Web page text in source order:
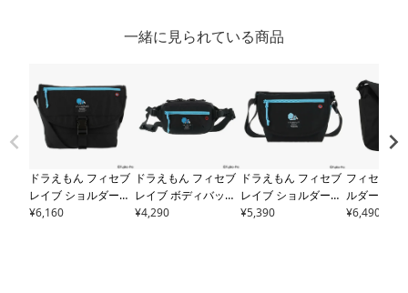
一緒に見られている商品
ドラえもん フィセブ
レイブ ショルダーバ
ッグ メンズ レディー
¥6,160
ドラえもん フィセブ
レイブ ボディバッグ
メンズ レディース
¥4,290
ドラえもん フィセブ
レイブ ショルダーバ
ッグ メンズ レディー
¥5,390
フィセブレ
ルダーバッ
F-632
¥6,490